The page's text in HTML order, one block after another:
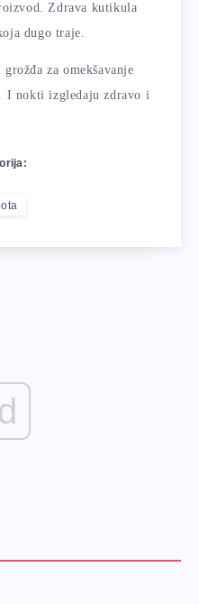
Zdrava kutikula
dugo traje.
za omekšavanje
I nokti izgledaju zdravo i